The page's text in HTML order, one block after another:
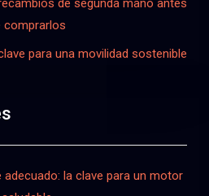
de segunda mano antes
comprarlos
para una movilidad sostenible
adecuado: la clave para un motor